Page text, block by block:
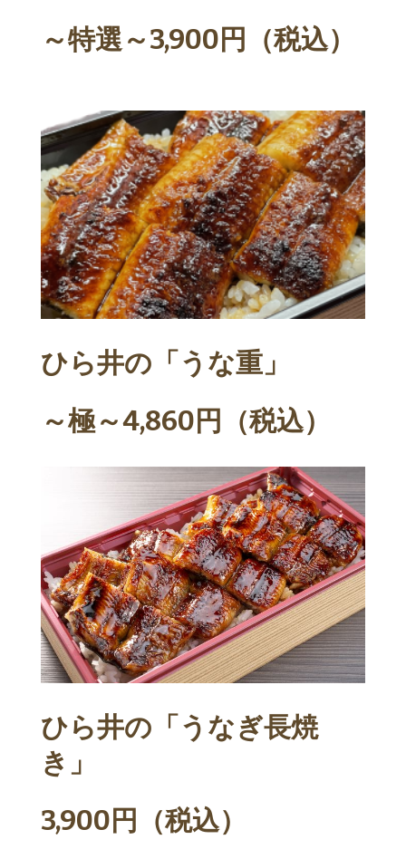
～特選～3,900円（税込）
ひら井の「うな重」
～極～4,860円（税込）
ひら井の「うなぎ長焼
き」
3,900円（税込）